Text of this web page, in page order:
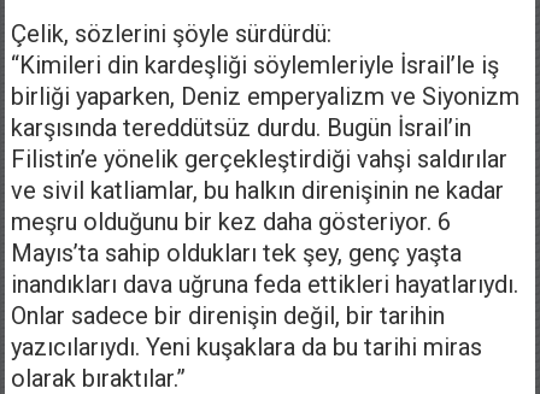
Çelik, sözlerini şöyle sürdürdü:
“Kimileri din kardeşliği söylemleriyle İsrail’le iş
birliği yaparken, Deniz emperyalizm ve Siyonizm
karşısında tereddütsüz durdu. Bugün İsrail’in
Filistin’e yönelik gerçekleştirdiği vahşi saldırılar
ve sivil katliamlar, bu halkın direnişinin ne kadar
meşru olduğunu bir kez daha gösteriyor. 6
Mayıs’ta sahip oldukları tek şey, genç yaşta
inandıkları dava uğruna feda ettikleri hayatlarıydı.
Onlar sadece bir direnişin değil, bir tarihin
yazıcılarıydı. Yeni kuşaklara da bu tarihi miras
olarak bıraktılar.”